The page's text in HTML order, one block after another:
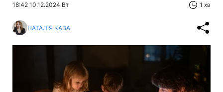
18:42 10.12.2024 Вт 1 хв
НАТАЛІЯ КАВА